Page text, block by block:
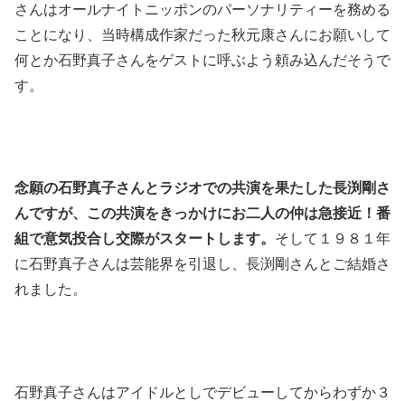
さんはオールナイトニッポンのパーソナリティーを務める
ことになり、当時構成作家だった秋元康さんにお願いして
何とか石野真子さんをゲストに呼ぶよう頼み込んだそうで
す。
念願の石野真子さんとラジオでの共演を果たした長渕剛さ
んですが、この共演をきっかけにお二人の仲は急接近！番
組で意気投合し交際がスタートします。 そして１９８１年
に石野真子さんは芸能界を引退し、長渕剛さんとご結婚さ
れました。
石野真子さんはアイドルとしでデビューしてからわずか３